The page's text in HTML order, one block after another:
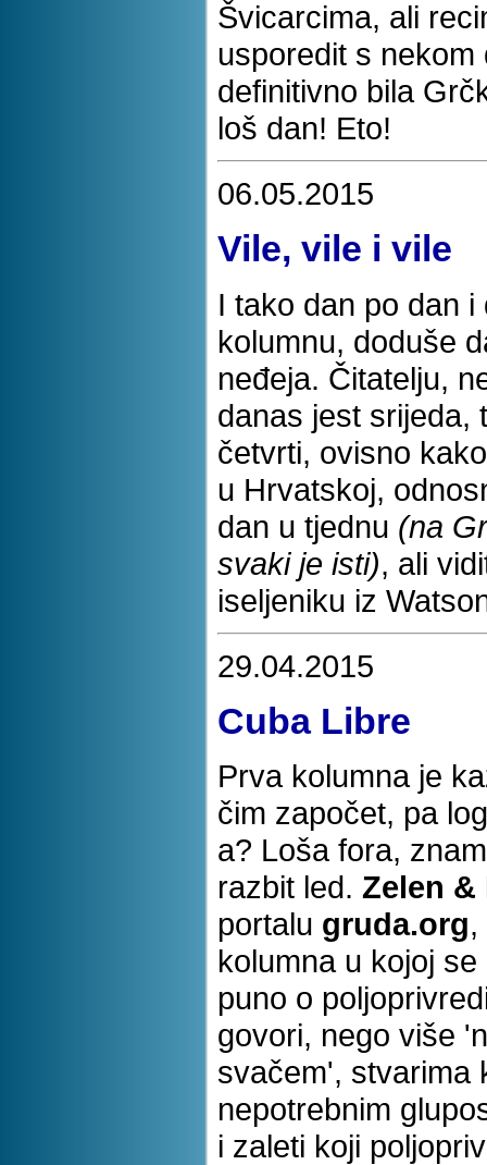
Švicarcima, ali
usporedit s
definitivno bila
loš dan! Eto!
06.05.2015
Vile, vile i vile
I tako dan po dan
kolumnu, doduše
neđeja. Čitatelju,
danas jest srijeda,
četvrti, ovisno
u Hrvatskoj,
dan u tjednu (na
svaki je isti), ali
iseljeniku iz
29.04.2015
Cuba Libre
Prva kolumna je
čim započet, pa
a? Loša fora,
razbit led. Zelen
portalu gruda.org,
kolumna u kojoj
puno o
govori, nego više
svačem', stvarima
nepotrebnim
i zaleti koji